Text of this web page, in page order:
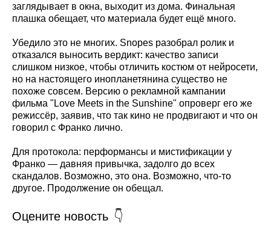
заглядывает в окна, выходит из дома. Финальная
плашка обещает, что материала будет ещё много.
Убедило это не многих. Snopes разобрал ролик и
отказался выносить вердикт: качество записи
слишком низкое, чтобы отличить костюм от нейросети,
но на настоящего инопланетянина существо не
похоже совсем. Версию о рекламной кампании
фильма "Love Meets in the Sunshine" опроверг его же
режиссёр, заявив, что так кино не продвигают и что он
говорил с Франко лично.
Для протокола: перформансы и мистификации у
Франко — давняя привычка, задолго до всех
скандалов. Возможно, это она. Возможно, что-то
другое. Продолжение он обещал.
Оцените новость